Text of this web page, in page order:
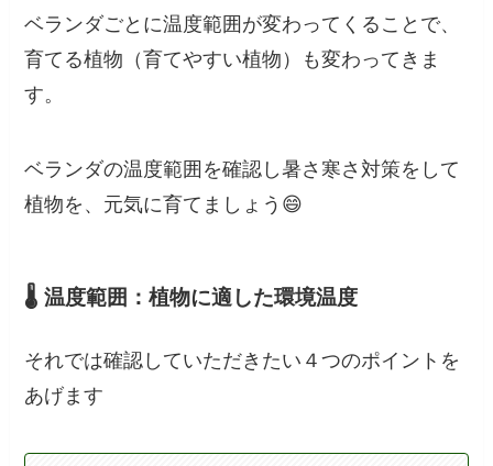
ベランダごとに温度範囲が変わってくることで、
育てる植物（育てやすい植物）も変わってきま
す。
ベランダの温度範囲を確認し暑さ寒さ対策をして
植物を、元気に育てましょう😄
🌡️ 温度範囲：植物に適した環境温度
それでは確認していただきたい４つのポイントを
あげます